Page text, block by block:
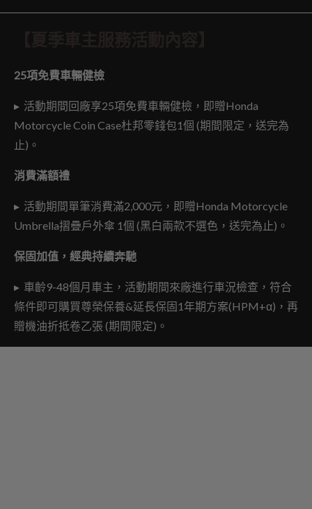
25項免費車輛健檢
▸ 活動期間回廠享25項免費車輛健檢，即贈Honda
Motorcycle Coin Case杜邦零錢包1個 (期間限定，送完為
止)。
消費滿額禮
▸ 活動期間單筆消費滿2,000元，即贈Honda Motorcycle
Umbrella摺疊戶外傘 1個 (黑白兩款不選色，送完為止)。
保固加值，經典持續奔馳
▸ 車齡9-48個月車主，活動期間來廠進行車況檢查，符合
條件即可購買尊榮保養&延長保固1年期方案(HPM+α)，再
贈機油折抵卷乙張 (期間限定)。